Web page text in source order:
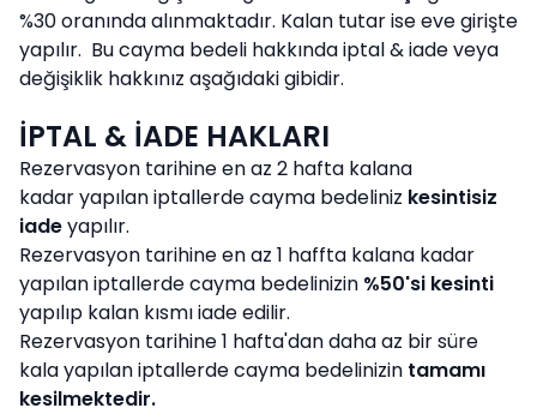
%30 oranında alınmaktadır. Kalan tutar ise eve girişte
yapılır. Bu cayma bedeli hakkında iptal & iade veya
değişiklik hakkınız aşağıdaki gibidir.
İPTAL & İADE HAKLARI
Rezervasyon tarihine en az 2 hafta kalana
kadar yapılan iptallerde cayma bedeliniz kesintisiz
iadeyapılır.
Rezervasyon tarihine en az 1 haffta kalana kadar
yapılan iptallerde cayma bedelinizin %50'si kesinti
yapılıp kalan kısmı iade edilir.
Rezervasyon tarihine 1 hafta'dan daha az bir süre
kala yapılan iptallerde cayma bedelinizin tamamı
kesilmektedir.